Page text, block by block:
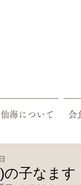
仙海について 会
の子なます